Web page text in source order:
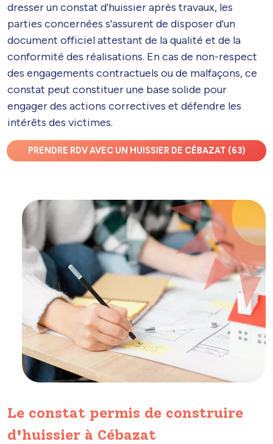
dresser un constat d'huissier après travaux, les
parties concernées s'assurent de disposer d'un
document officiel attestant de la qualité et de la
conformité des réalisations. En cas de non-respect
des engagements contractuels ou de malfaçons, ce
constat peut constituer une base solide pour
engager des actions correctives et défendre les
intérêts des victimes.
PRENDRE RDV AVEC UN HUISSIER DE CÉBAZAT (63)
Le constat permis de construire
d'huissier à Cébazat